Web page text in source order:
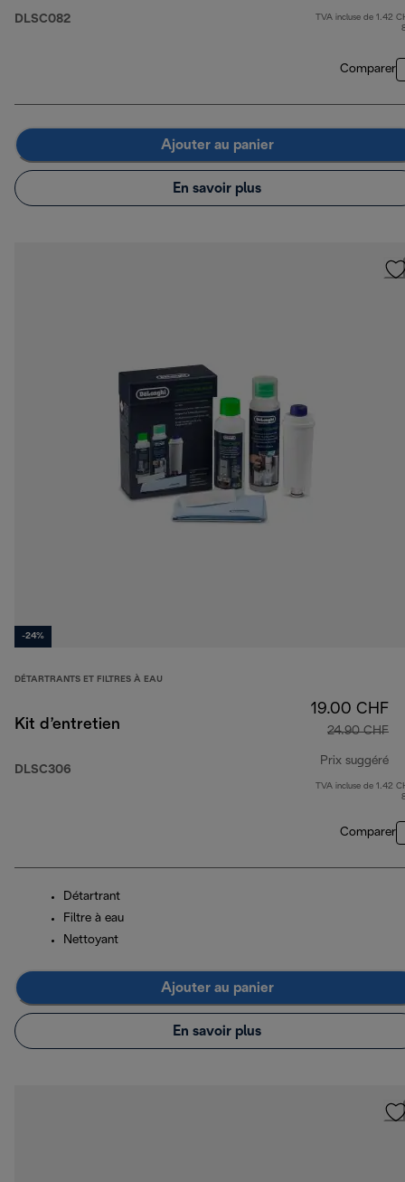
DLSC082
TVA incluse de 1.42
Comparer
Ajouter au panier
En savoir plus
-24%
DÉTARTRANTS ET FILTRES À EAU
Kit d’entretien
DLSC306
19.00 CHF
24.90 CHF
Prix suggéré
TVA incluse de 1.42
Comparer
Détartrant
Filtre à eau
Nettoyant
Ajouter au panier
En savoir plus